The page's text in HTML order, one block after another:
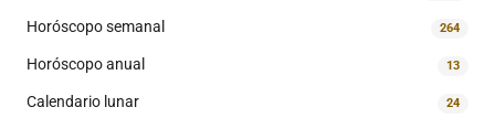
Horóscopo semanal 264
Horóscopo anual 13
Calendario lunar 24